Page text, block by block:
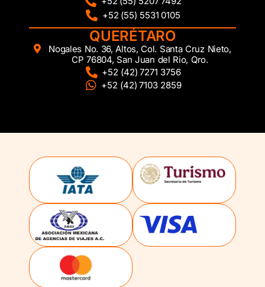
+52 (55) 5531 0105
QUERÉTARO
Nogales No. 36, Altos, Col. Santa Cruz Nieto,
CP 76804, San Juan del Rio, Qro.
+52 (42) 7271 3756
+52 (42) 7103 2859